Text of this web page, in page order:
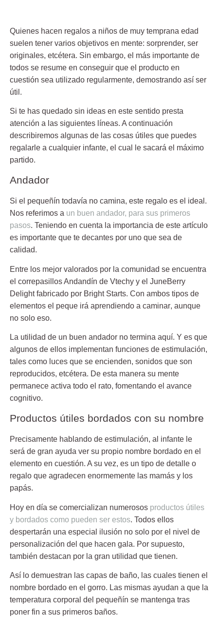
Quienes hacen regalos a niños de muy temprana edad
suelen tener varios objetivos en mente: sorprender, ser
originales, etcétera. Sin embargo, el más importante de
todos se resume en conseguir que el producto en
cuestión sea utilizado regularmente, demostrando así ser
útil.
Si te has quedado sin ideas en este sentido presta
atención a las siguientes líneas. A continuación
describiremos algunas de las cosas útiles que puedes
regalarle a cualquier infante, el cual le sacará el máximo
partido.
Andador
Si el pequeñín todavía no camina, este regalo es el ideal.
Nos referimos a un buen andador, para sus primeros
pasos. Teniendo en cuenta la importancia de este artículo
es importante que te decantes por uno que sea de
calidad.
Entre los mejor valorados por la comunidad se encuentra
el correpasillos Andandín de Vtechy y el JuneBerry
Delight fabricado por Bright Starts. Con ambos tipos de
elementos el peque irá aprendiendo a caminar, aunque
no solo eso.
La utilidad de un buen andador no termina aquí. Y es que
algunos de ellos implementan funciones de estimulación,
tales como luces que se encienden, sonidos que son
reproducidos, etcétera. De esta manera su mente
permanece activa todo el rato, fomentando el avance
cognitivo.
Productos útiles bordados con su nombre
Precisamente hablando de estimulación, al infante le
será de gran ayuda ver su propio nombre bordado en el
elemento en cuestión. A su vez, es un tipo de detalle o
regalo que agradecen enormemente las mamás y los
papás.
Hoy en día se comercializan numerosos productos útiles
y bordados como pueden ser estos. Todos ellos
despertarán una especial ilusión no solo por el nivel de
personalización del que hacen gala. Por supuesto,
también destacan por la gran utilidad que tienen.
Así lo demuestran las capas de baño, las cuales tienen el
nombre bordado en el gorro. Las mismas ayudan a que la
temperatura corporal del pequeñín se mantenga tras
poner fin a sus primeros baños.